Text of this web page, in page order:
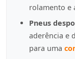
rolamento e
Pneus
aderência e
para uma